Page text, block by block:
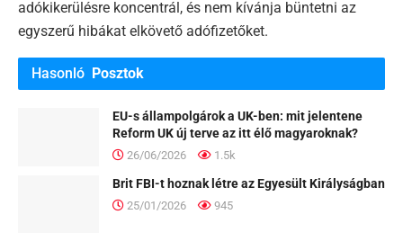
adókikerülésre koncentrál, és nem kívánja büntetni az
egyszerű hibákat elkövető adófizetőket.
Hasonló Posztok
EU-s állampolgárok a UK-ben: mit jelentene
Reform UK új terve az itt élő magyaroknak?
26/06/2026 1.5k
Brit FBI-t hoznak létre az Egyesült Királyságban
25/01/2026 945